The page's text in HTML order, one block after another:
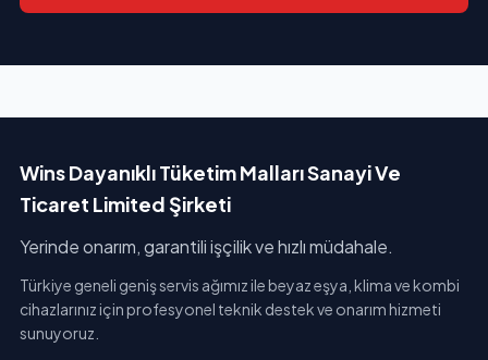
Wins Dayanıklı Tüketim Malları Sanayi Ve
Ticaret Limited Şirketi
Yerinde onarım, garantili işçilik ve hızlı müdahale.
Türkiye geneli geniş servis ağımız ile beyaz eşya, klima ve kombi
cihazlarınız için profesyonel teknik destek ve onarım hizmeti
sunuyoruz.